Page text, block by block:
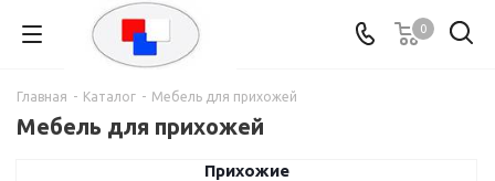
0
Главная - Каталог - Мебель для прихожей
Мебель для прихожей
Прихожие